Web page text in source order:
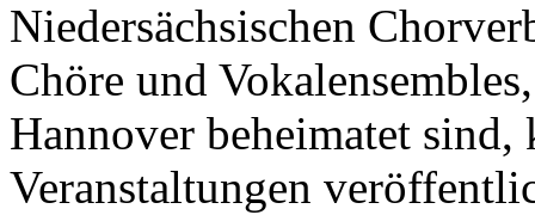
Niedersächsischen
Chöre und
Hannover beheimatet sind,
Veranstaltungen